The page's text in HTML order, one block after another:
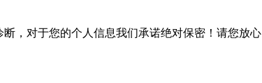
，对于您的个人信息我们承诺绝对保密！请您放心